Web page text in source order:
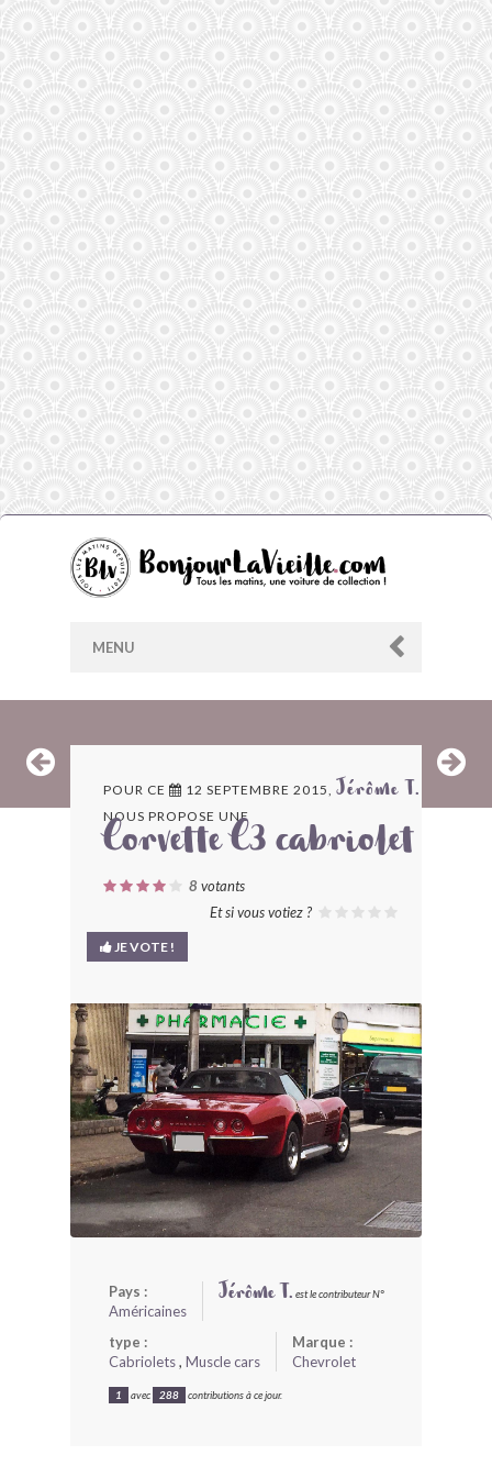
MENU
ARCHIVES
LES CONTRIBUTEURS
LE BLOG
BONJOURLAVIEILLE ?
MODÈLES ET MARQUES
COMMENT FONCTIONNE BLV ?
POUR CE 12 SEPTEMBRE 2015, Jérôme T.
NOUS PROPOSE UNE
Corvette C3 cabriolet
8 votants
Et si vous votiez ?
JE VOTE !
Pays :
Américaines
type :
Cabriolets, Muscle cars
Marque :
Chevrolet
Jérôme T. est le contributeur N°
1 avec 288 contributions à ce jour.